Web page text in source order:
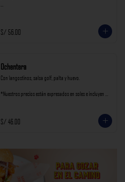
S/ 56.00
Ochentera
Con langostinos, salsa golf, palta y huevo.
*Nuestros precios están expresados en soles e incluyen
S/ 46.00